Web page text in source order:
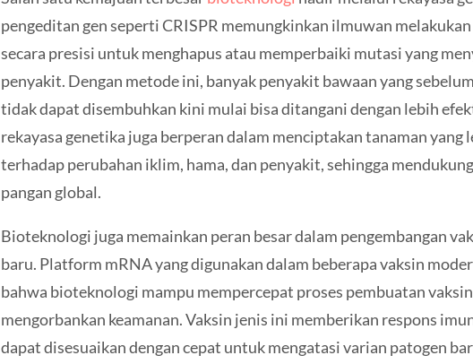
pengeditan gen seperti CRISPR memungkinkan ilmuwan
secara presisi untuk menghapus atau memperbaiki mutasi yang
penyakit. Dengan metode ini, banyak penyakit bawaan yang
tidak dapat disembuhkan kini mulai bisa ditangani dengan lebih
rekayasa genetika juga berperan dalam menciptakan tanaman yang
terhadap perubahan iklim, hama, dan penyakit, sehingga
pangan global.
Bioteknologi juga memainkan peran besar dalam pengembangan
baru. Platform mRNA yang digunakan dalam beberapa vaksin
bahwa bioteknologi mampu mempercepat proses pembuatan
mengorbankan keamanan. Vaksin jenis ini memberikan respons
dapat disesuaikan dengan cepat untuk mengatasi varian patogen